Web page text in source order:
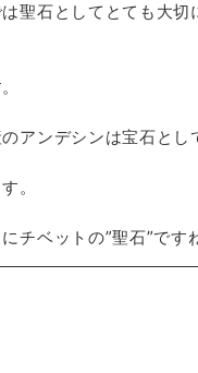
聖石としてとても大切
アンデシンは宝石とし
。
チベットの”聖石”です